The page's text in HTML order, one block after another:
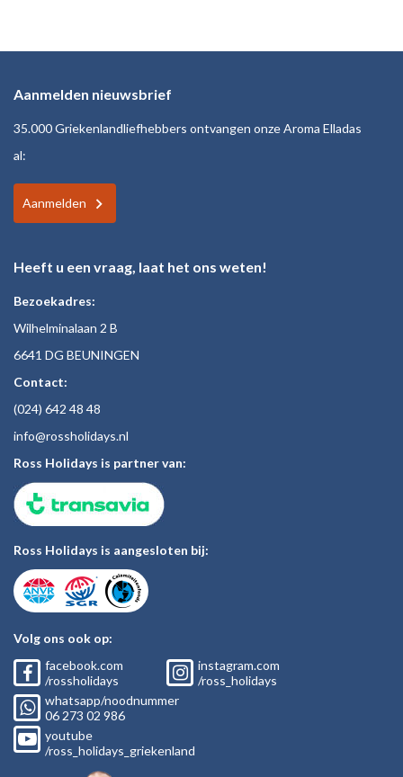
Aanmelden nieuwsbrief
35.000 Griekenlandliefhebbers ontvangen onze Aroma Elladas
al:
Aanmelden
Heeft u een vraag, laat het ons weten!
Bezoekadres:
Wilhelminalaan 2 B
6641 DG BEUNINGEN
Contact:
(024) 642 48 48
info@rossholidays.nl
Ross Holidays is partner van:
Ross Holidays is aangesloten bij:
Volg ons ook op:
facebook.com
/rossholidays
instagram.com
/ross_holidays
whatsapp/noodnummer
06 273 02 986
youtube
/ross_holidays_griekenland